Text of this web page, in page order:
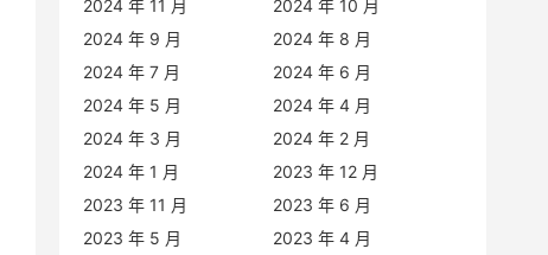
2024 年 11 月
2024 年 10 月
2024 年 9 月
2024 年 8 月
2024 年 7 月
2024 年 6 月
2024 年 5 月
2024 年 4 月
2024 年 3 月
2024 年 2 月
2024 年 1 月
2023 年 12 月
2023 年 11 月
2023 年 6 月
2023 年 5 月
2023 年 4 月